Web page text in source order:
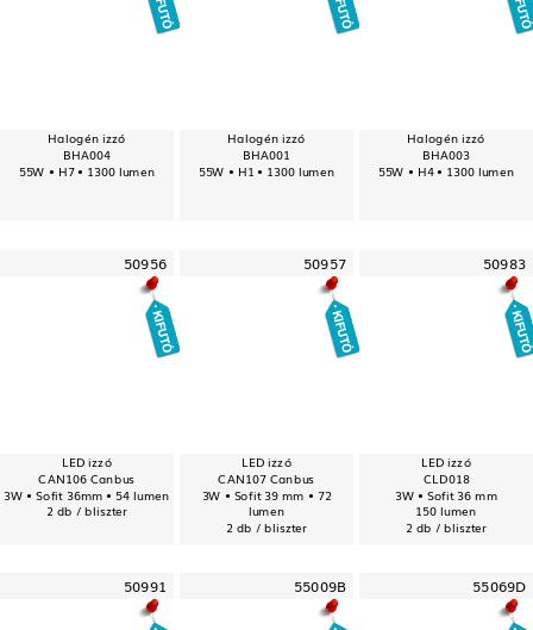
Halogén izzó
BHA004
55W • H7 • 1300 lumen
Halogén izzó
BHA001
55W • H1 • 1300 lumen
Halogén izzó
BHA003
55W • H4 • 1300 lumen
50956
LED izzó
CAN106 Canbus
3W • Sofit 36mm • 54 lumen
2 db / bliszter
50957
LED izzó
CAN107 Canbus
3W • Sofit 39 mm • 72
lumen
2 db / bliszter
50983
LED izzó
CLD018
3W • Sofit 36 mm
150 lumen
2 db / bliszter
50991 55009B 55069D